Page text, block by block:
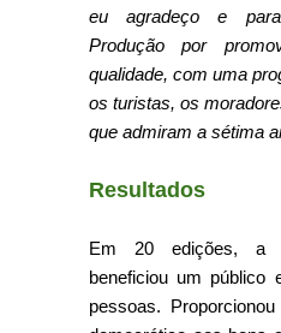
eu agradeço e
Produção por
qualidade, com uma
os turistas, os
que admiram a sétima
Resultados
Em 20 edições, a
beneficiou um público
pessoas.